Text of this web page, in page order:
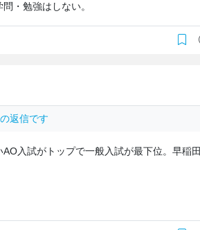
・勉強はしない。
返信です
入試がトップで一般入試が最下位。早稲田